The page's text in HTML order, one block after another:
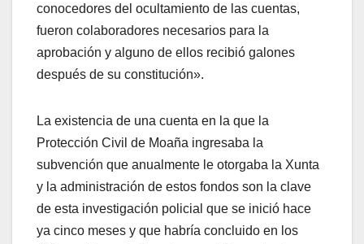
conocedores del ocultamiento de las cuentas,
fueron colaboradores necesarios para la
aprobación y alguno de ellos recibió galones
después de su constitución».
La existencia de una cuenta en la que la
Protección Civil de Moaña ingresaba la
subvención que anualmente le otorgaba la Xunta
y la administración de estos fondos son la clave
de esta investigación policial que se inició hace
ya cinco meses y que habría concluido en los